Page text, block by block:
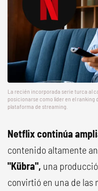
La recién incorporada serie turca al
posicionarse como líder en el ranking
plataforma de streaming.
Netflix continúa
contenido altamente
"Kübra", una
convirtió en una de las